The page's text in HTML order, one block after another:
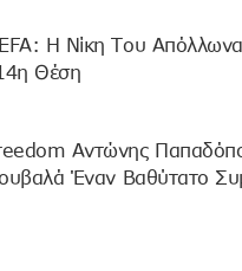
Η Νίκη Του Απόλλωνα
Θέση
Αντώνης
Έναν Βαθύτατο